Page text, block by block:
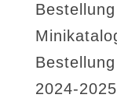
2024-2025